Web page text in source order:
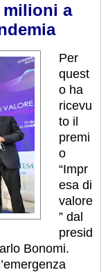
milioni a
Per
quest
o ha
ricevu
to il
premi
o
“Impr
esa di
valore
” dal
presid
Bonomi.